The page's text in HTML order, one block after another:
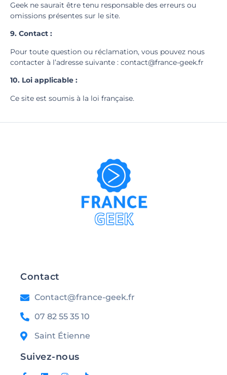
Geek ne saurait être tenu responsable des erreurs ou
omissions présentes sur le site.
9. Contact :
Pour toute question ou réclamation, vous pouvez nous
contacter à l’adresse suivante : contact@france-geek.fr
10. Loi applicable :
Ce site est soumis à la loi française.
Contact
Contact@france-geek.fr
07 82 55 35 10
Saint Étienne
Suivez-nous